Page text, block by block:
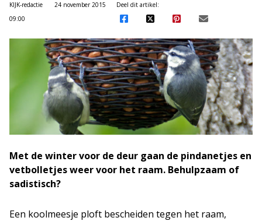
KIJK-redactie
24 november 2015
09:00
Deel dit artikel:
Met de winter voor de deur gaan de pindanetjes en
vetbolletjes weer voor het raam. Behulpzaam of
sadistisch?
Een koolmeesje ploft bescheiden tegen het raam,